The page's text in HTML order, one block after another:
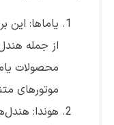
یاماها: این
از جمله
محصولات
موتورهای
هوندا: